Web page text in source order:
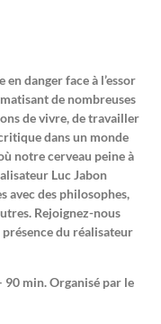
danger face à l’essor
de nombreuses
de vivre, de travailler
dans un monde
notre cerveau peine à
Luc Jabon
avec des philosophes,
Rejoignez-nous
du réalisateur
min. Organisé par le